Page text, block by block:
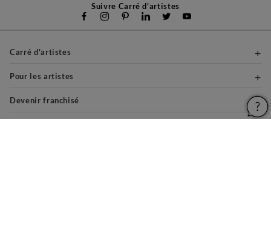
Suivre Carré d'artistes
Carré d'artistes
Pour les artistes
Devenir franchisé